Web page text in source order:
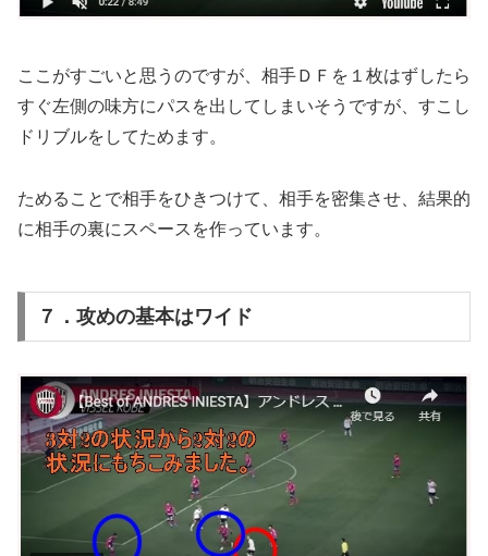
ここがすごいと思うのですが、相手ＤＦを１枚はずしたら
すぐ左側の味方にパスを出してしまいそうですが、すこし
ドリブルをしてためます。
ためることで相手をひきつけて、相手を密集させ、結果的
に相手の裏にスペースを作っています。
７．攻めの基本はワイド